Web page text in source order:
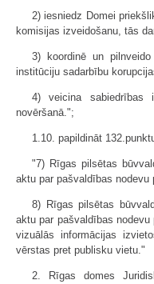
2) iesniedz Domei
komisijas izveidošanu, tās
3) koordinē un
institūciju sadarbību
4) veicina sabiedrības
novēršanā.";
1.10. papildināt
"7) Rīgas pilsētas
aktu par pašvaldības nodevu
8) Rīgas pilsētas
aktu par pašvaldības
vizuālās informācijas
vērstas pret publisku vietu."
2. Rīgas domes